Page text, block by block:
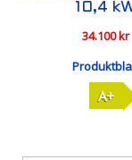
10,4
34.100kr
A+